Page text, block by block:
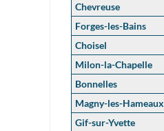
Chevreuse
Forges-les-Bains
Choisel
Milon-la-Chapelle
Bonnelles
Magny-les-Hameaux
Gif-sur-Yvette